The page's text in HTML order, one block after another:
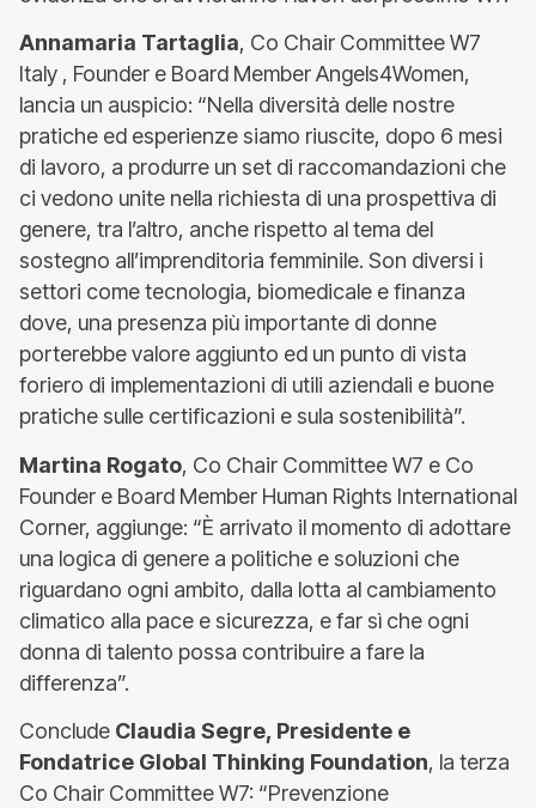
Annamaria Tartaglia, Co Chair Committee W7
Italy , Founder e Board Member Angels4Women,
lancia un auspicio: “Nella diversità delle nostre
pratiche ed esperienze siamo riuscite, dopo 6 mesi
di lavoro, a produrre un set di raccomandazioni che
ci vedono unite nella richiesta di una prospettiva di
genere, tra l’altro, anche rispetto al tema del
sostegno all’imprenditoria femminile. Son diversi i
settori come tecnologia, biomedicale e finanza
dove, una presenza più importante di donne
porterebbe valore aggiunto ed un punto di vista
foriero di implementazioni di utili aziendali e buone
pratiche sulle certificazioni e sula sostenibilità”.
Martina Rogato, Co Chair Committee W7 e Co
Founder e Board Member Human Rights International
Corner, aggiunge: “È arrivato il momento di adottare
una logica di genere a politiche e soluzioni che
riguardano ogni ambito, dalla lotta al cambiamento
climatico alla pace e sicurezza, e far sì che ogni
donna di talento possa contribuire a fare la
differenza”.
Conclude Claudia Segre, Presidente e
Fondatrice Global Thinking Foundation, la terza
Co Chair Committee W7: “Prevenzione